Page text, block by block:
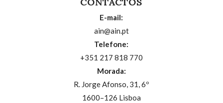
CONTACTOS
E-mail:
ain@ain.pt
Telefone:
+351 217 818 770
Morada:
R. Jorge Afonso, 31, 6º
1600–126 Lisboa